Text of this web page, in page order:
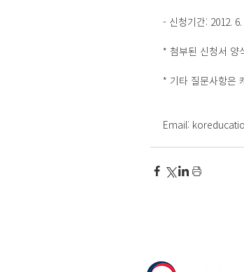
- 신청기간: 2012.
* 첨부된 신청서 양
* 기타 질문사항은
Email: